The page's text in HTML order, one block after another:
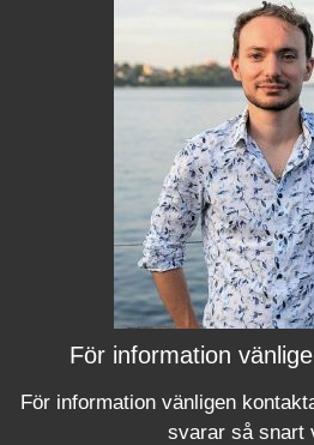
För information
För information vänligen
svararså snart